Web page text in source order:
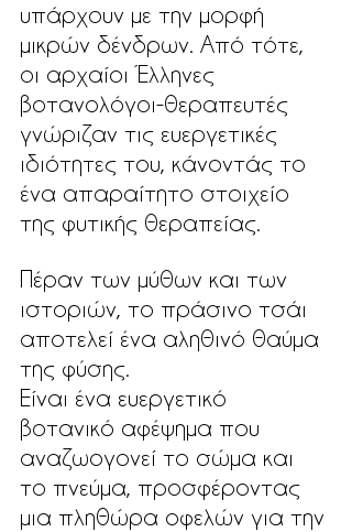
υπάρχουν με την μορφή
μικρών δένδρων. Από τότε,
οι αρχαίοι Έλληνες
βοτανολόγοι-θεραπευτές
γνώριζαν τις ευεργετικές
ιδιότητες του, κάνοντάς το
ένα απαραίτητο στοιχείο
της φυτικής θεραπείας.
Πέραν των μύθων και των
ιστοριών, το πράσινο τσάι
αποτελεί ένα αληθινό θαύμα
της φύσης.
Είναι ένα ευεργετικό
βοτανικό αφέψημα που
αναζωογονεί το σώμα και
το πνεύμα, προσφέροντας
μια πληθώρα οφελών για την